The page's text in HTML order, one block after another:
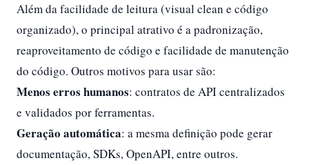
Além da facilidade de leitura (visual clean e código
organizado), o principal atrativo é a padronização,
reaproveitamento de código e facilidade de manutenção
do código. Outros motivos para usar são:
Menos erros humanos: contratos de API centralizados
e validados por ferramentas.
Geração automática: a mesma definição pode gerar
documentação, SDKs, OpenAPI, entre outros.